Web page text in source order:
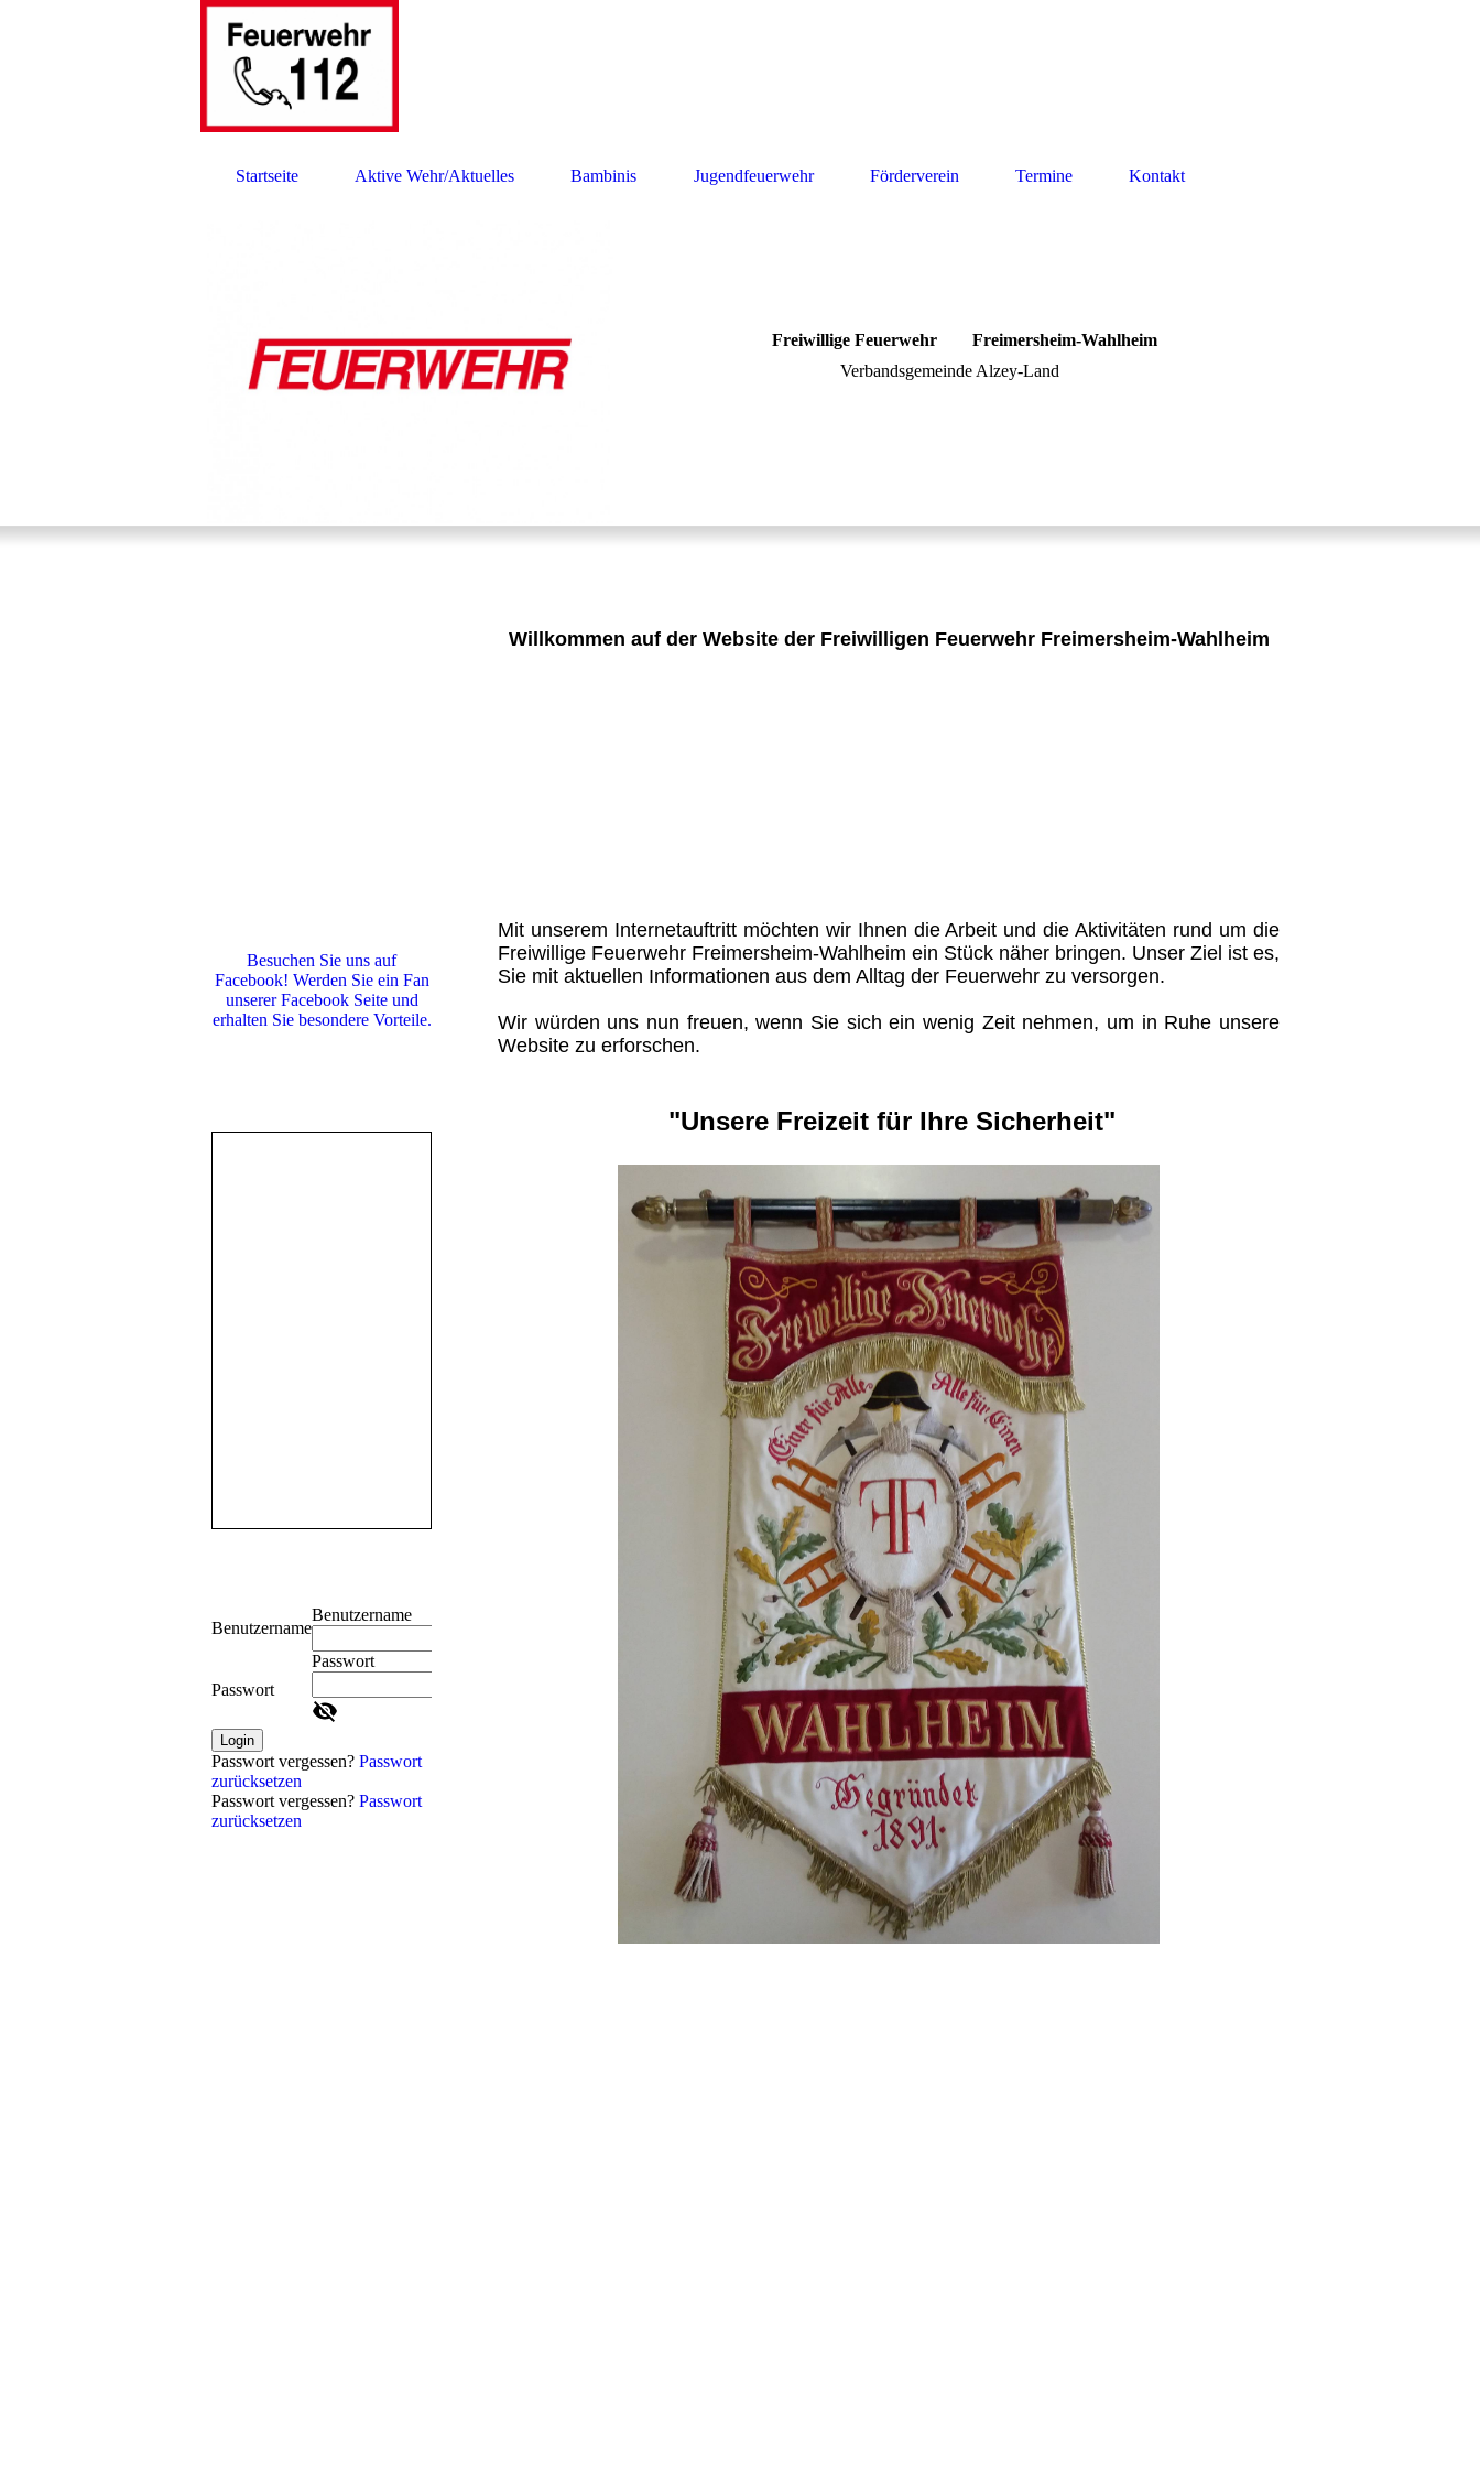
Startseite Aktive Wehr/Aktuelles Bambinis Jugendfeuerwehr Förderverein Termine Kontakt
Freiwillige Feuerwehr Freimersheim-Wahlheim
Verbandsgemeinde Alzey-Land
Besuchen Sie uns auf
Facebook! Werden Sie ein Fan
unserer Facebook Seite und
erhalten Sie besondere Vorteile.
Benutzername
Benutzername
Passwort
Passwort
Login
Passwort vergessen? Passwort
zurücksetzen
Passwort vergessen? Passwort
zurücksetzen
Willkommen auf der Website der Freiwilligen Feuerwehr Freimersheim-Wahlheim
Mit unserem Internetauftritt möchten wir Ihnen die Arbeit und die Aktivitäten rund um die
Freiwillige Feuerwehr Freimersheim-Wahlheim ein Stück näher bringen. Unser Ziel ist es,
Sie mit aktuellen Informationen aus dem Alltag der Feuerwehr zu versorgen.
Wir würden uns nun freuen, wenn Sie sich ein wenig Zeit nehmen, um in Ruhe unsere
Website zu erforschen.
"Unsere Freizeit für Ihre Sicherheit"